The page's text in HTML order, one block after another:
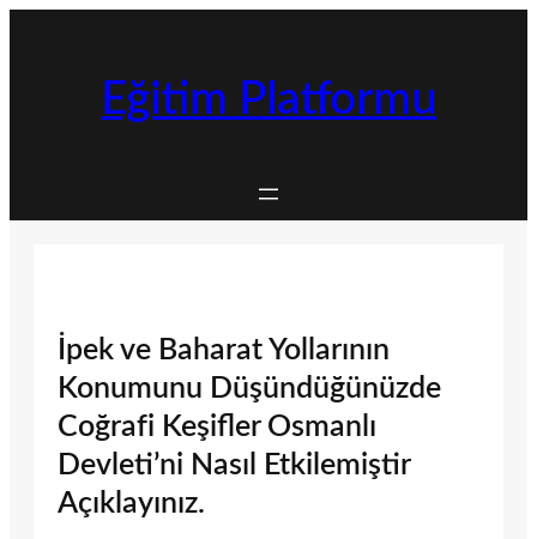
Eğitim Platformu
İpek ve Baharat Yollarının
Konumunu Düşündüğünüzde
Coğrafi Keşifler Osmanlı
Devleti’ni Nasıl Etkilemiştir
Açıklayınız.